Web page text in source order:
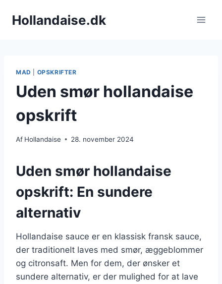
Hollandaise.dk
MAD OPSKRIFTER
Uden smør hollandaise
opskrift
Af Hollandaise 28. november 2024
Uden smør hollandaise
opskrift: En sundere
alternativ
Hollandaise sauce er en klassisk fransk sauce,
der traditionelt laves med smør, æggeblommer
og citronsaft. Men for dem, der ønsker et
sundere alternativ, er der mulighed for at lave